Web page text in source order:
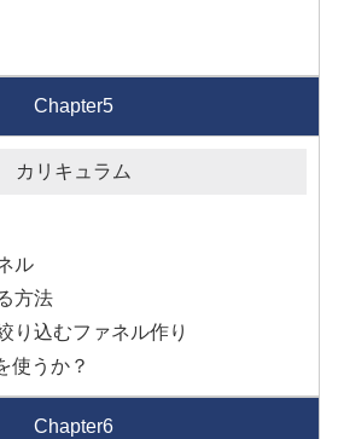
Chapter5
ル
方法
り込むファネル作り
使うか？
Chapter6